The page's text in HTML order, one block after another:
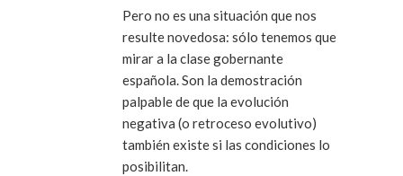
Pero no es una situación que nos
resulte novedosa: sólo tenemos que
mirar a la clase gobernante
española. Son la demostración
palpable de que la evolución
negativa (o retroceso evolutivo)
también existe si las condiciones lo
posibilitan.